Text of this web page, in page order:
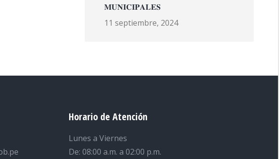
𝐌𝐔𝐍𝐈𝐂𝐈𝐏𝐀𝐋𝐄𝐒
11 septiembre, 2024
Horario de Atención
Lunes a Viernes
De: 08:00 a.m. a 02:00 p.m.